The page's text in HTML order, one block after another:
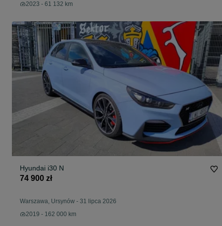
2023 - 61 132 km
Hyundai i30 N
74 900 zł
Warszawa, Ursynów - 31 lipca 2026
2019 - 162 000 km